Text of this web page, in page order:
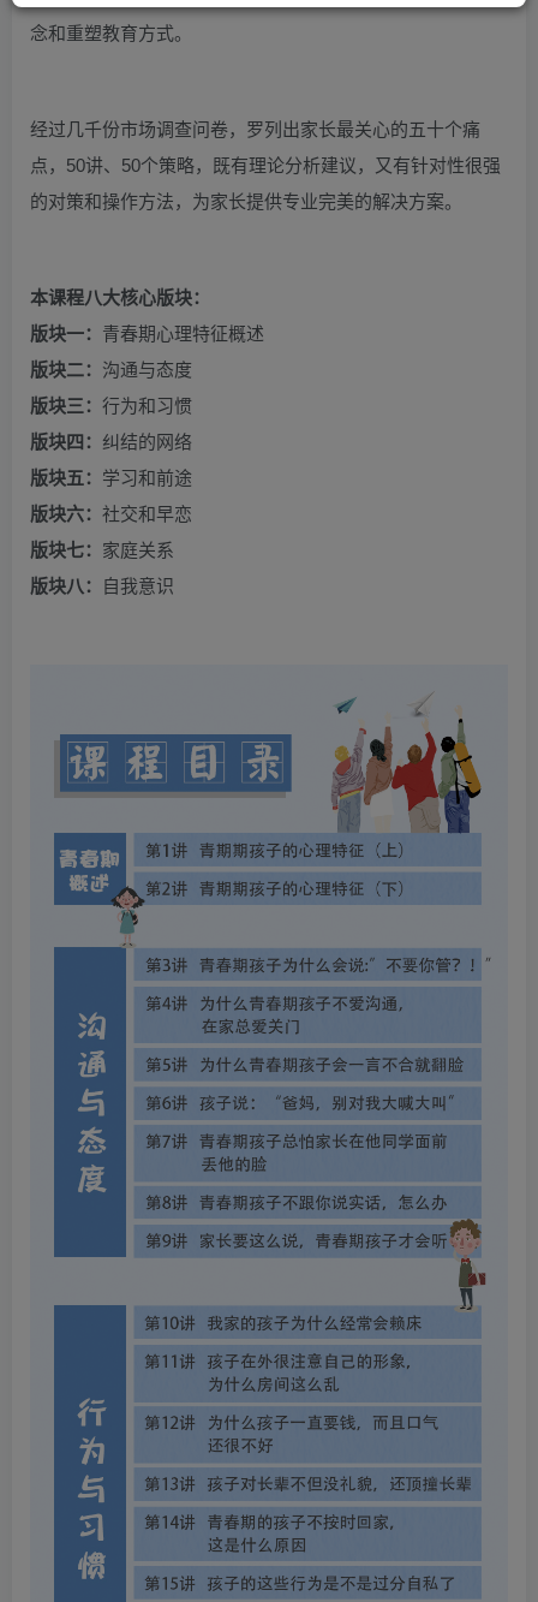
念和重塑教育方式。
经过几千份市场调查问卷，罗列出家长最关心的五十个痛
点， 50讲、50个策略，既有理论分析建议，又有针对性很强
的对策和操作方法， 为家长提供专业完美的解决方案。
本课程八大核心版块：
版块一： 青春期心理特征概述
版块二： 沟通与态度
版块三： 行为和习惯
版块四： 纠结的网络
版块五： 学习和前途
版块六： 社交和早恋
版块七： 家庭关系
版块八：
自我意识